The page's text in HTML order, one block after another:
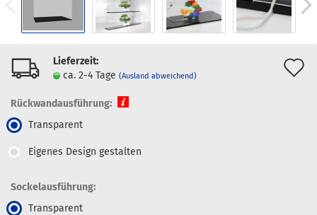
Lieferzeit:
ca. 2-4 Tage (Ausland abweichend)
Rückwandausführung:
Transparent
Eigenes Design gestalten
Sockelausführung:
Transparent